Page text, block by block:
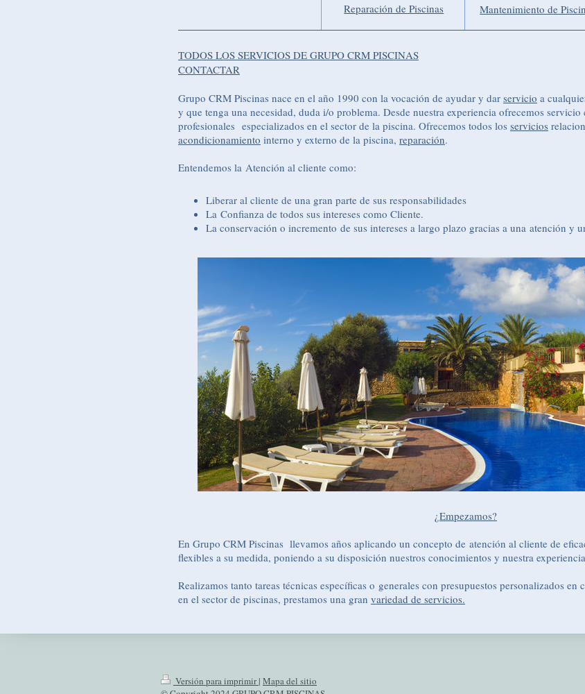
Reparación de Piscinas Mantenimiento de
TODOS LOS SERVICIOS DE GRUPO CRM PISCINAS
CONTACTAR
Grupo CRM Piscinas nace en el año 1990 con la vocación de ayudar y dar servicio a
y que tenga una necesidad, duda i/o problema. Desde nuestra experiencia ofrecemos servicio
profesionales especializados en el sector de la piscina. Ofrecemos todos los servicios
acondicionamiento interno y externo de la piscina, reparación.
Entendemos la Atención al cliente como:
Liberar al cliente de una gran parte de sus responsabilidades
La Confianza de todos sus intereses como Cliente.
La conservación o incremento de sus intereses a largo plazo gracias a una atención y
¿Empezamos?
En Grupo CRM Piscinas llevamos años aplicando un concepto de atención al cliente de
flexibles a su medida, poniendo a su disposición nuestros conocimientos y nuestra
Realizamos tanto tareas técnicas específicas o generales con presupuestos personalizados en
en el sector de piscinas, prestamos una gran variedad de servicios.
Versión para imprimir| Mapa del sitio